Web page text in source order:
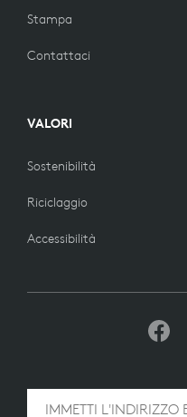
Stampa
Contattaci
VALORI
Sostenibilità
Riciclaggio
Accessibilità